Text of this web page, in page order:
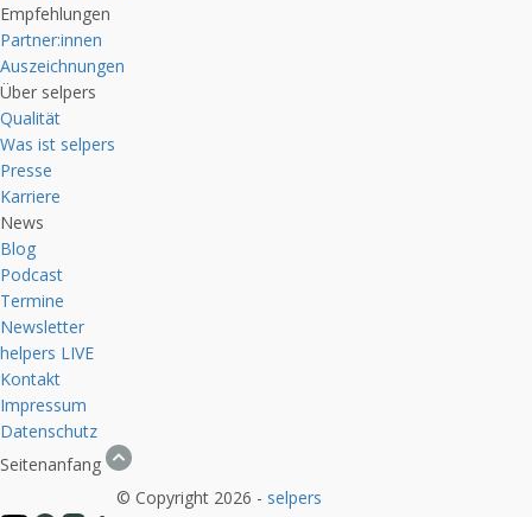
Empfehlungen
Partner:innen
Auszeichnungen
Über selpers
Qualität
Was ist selpers
Presse
Karriere
News
Blog
Podcast
Termine
Newsletter
helpers LIVE
Kontakt
Impressum
Datenschutz
Seitenanfang
© Copyright 2026 - selpers